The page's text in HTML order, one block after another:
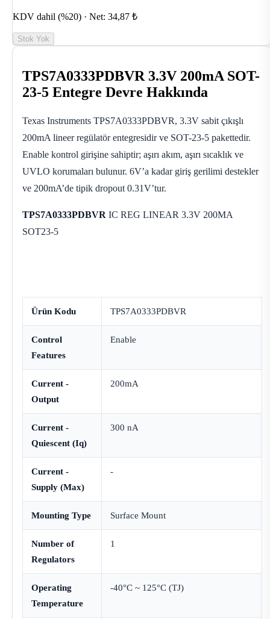
KDV dahil (%20) · Net: 34,87 ₺
Stok Yok
TPS7A0333PDBVR 3.3V 200mA SOT-
23-5 Entegre Devre Hakkında
Texas Instruments TPS7A0333PDBVR, 3.3V sabit çıkışlı
200mA lineer regülatör entegresidir ve SOT-23-5 pakettedir.
Enable kontrol girişine sahiptir; aşırı akım, aşırı sıcaklık ve
UVLO korumaları bulunur. 6V’a kadar giriş gerilimi destekler
ve 200mA’de tipik dropout 0.31V’tur.
TPS7A0333PDBVR IC REG LINEAR 3.3V 200MA
SOT23-5
Ürün Kodu TPS7A0333PDBVR
Control
Features
Enable
Current -
Output
200mA
Current -
Quiescent (Iq)
300 nA
Current -
Supply (Max)
-
Mounting Type Surface Mount
Number of
Regulators
1
Operating
Temperature
-40°C ~ 125°C (TJ)